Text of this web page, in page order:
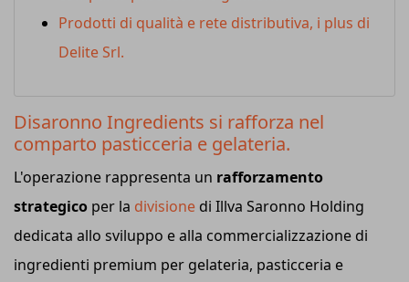
Prodotti di qualità e rete distributiva, i plus di
Delite Srl.
Disaronno Ingredients si rafforza nel
comparto pasticceria e gelateria.
L'operazione rappresenta un rafforzamento
strategico per la divisione di Illva Saronno Holding
dedicata allo sviluppo e alla commercializzazione di
ingredienti premium per gelateria, pasticceria e